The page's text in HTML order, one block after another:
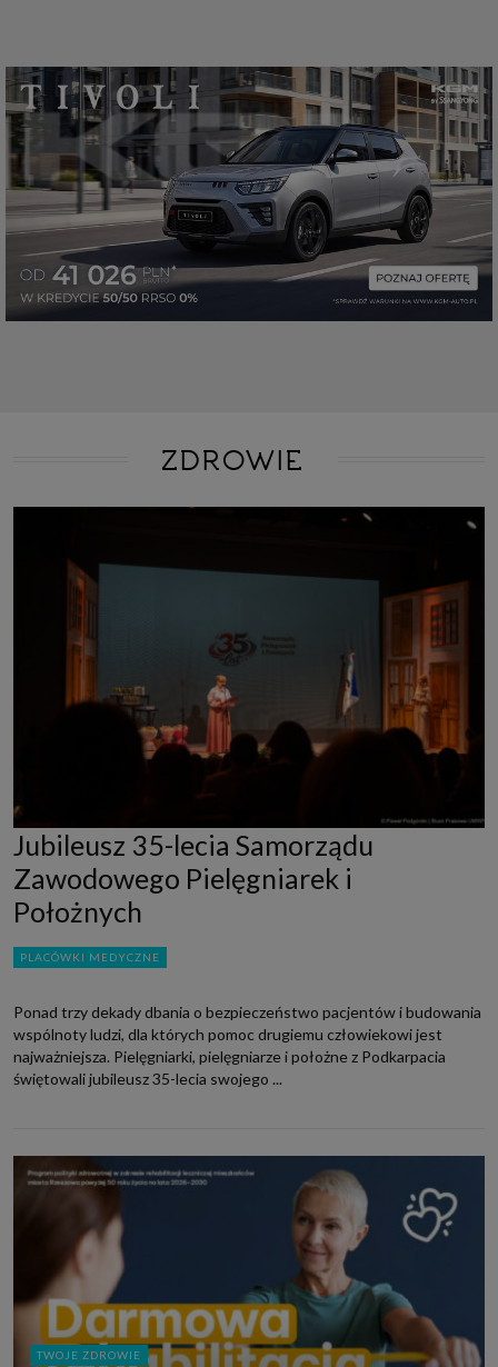
ZDROWIE
Jubileusz 35-lecia Samorządu
Zawodowego Pielęgniarek i
Położnych
PLACÓWKI MEDYCZNE
Ponad trzy dekady dbania o bezpieczeństwo pacjentów i budowania
wspólnoty ludzi, dla których pomoc drugiemu człowiekowi jest
najważniejsza. Pielęgniarki, pielęgniarze i położne z Podkarpacia
świętowali jubileusz 35-lecia swojego ...
TWOJE ZDROWIE